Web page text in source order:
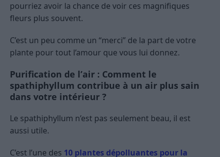
pourriez avoir la chance de voir ces magnifiques
fleurs plus souvent.
C’est un peu comme un “merci” de la part de votre
plante pour tout l’amour que vous lui donnez.
Purification de l’air : Comment le
spathiphyllum contribue à un air plus sain
dans votre intérieur ?
Le spathiphyllum n’est pas seulement beau, il est
aussi utile.
C’est l’une des 10 plantes dépolluantes pour la